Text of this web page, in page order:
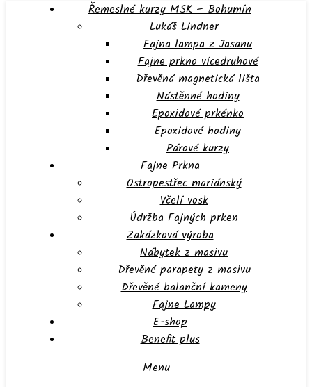
Řemeslné kurzy MSK – Bohumín
Lukáš Lindner
Fajna lampa z Jasanu
Fajne prkno vícedruhové
Dřevěná magnetická lišta
Nástěnné hodiny
Epoxidové prkénko
Epoxidové hodiny
Párové kurzy
Fajne Prkna
Ostropestřec mariánský
Včelí vosk
Údržba Fajných prken
Zakázková výroba
Nábytek z masivu
Dřevěné parapety z masivu
Dřevěné balanční kameny
Fajne Lampy
E-shop
Benefit plus
Menu